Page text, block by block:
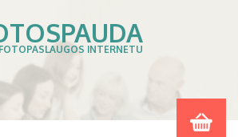
FOTOPASLAUGOS INTERNETU